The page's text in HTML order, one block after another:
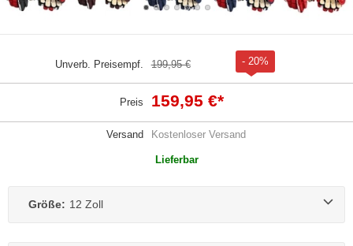
Unverb. Preisempf. 199,95 € - 20%
Preis 159,95 €*
Versand Kostenloser Versand
Lieferbar
Größe: 12 Zoll